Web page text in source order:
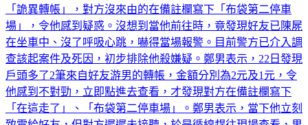
「詭異轉帳」，對方沒來由的在備註欄寫下「布袋第二停車
場」，令他感到疑惑。沒想到當他前往時，竟發現好友已陳屍
在坐車中、沒了呼吸心跳，嚇得當場報警。目前警方已介入調
查該起案件及死因，初步排除他殺嫌疑。鄭男表示，22日發現
戶頭多了2筆來自好友游男的轉帳，金額分別為2元及1元，令
他感到不對勁，立即點進去查看，才發現對方在備註欄寫下
「在這走了」、「布袋第二停車場」。鄭男表示，當下他立刻